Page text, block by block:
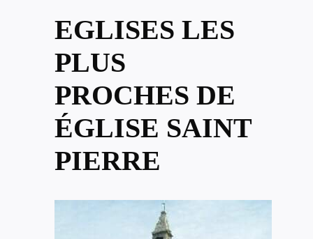
EGLISES LES
PLUS
PROCHES DE
ÉGLISE SAINT
PIERRE